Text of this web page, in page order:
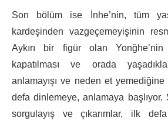
Son bölüm ise İnhe’nin, tüm
kardeşinden vazgeçemeyişinin
Aykırı bir figür olan Yonğhe’nin
kapatılması ve orada
anlamayışı ve neden et yemediğine
defa dinlemeye, anlamaya başlıyor.
sorgulayış ve çıkarımlar, ilk